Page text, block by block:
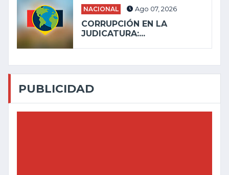
NACIONAL Ago 07, 2026
CORRUPCIÓN EN LA
JUDICATURA:...
PUBLICIDAD